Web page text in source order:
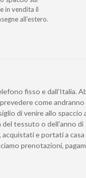
in vendita il
all’estero.
fisso e dall’Italia.
come andranno
di venire allo spaccio
tessuto o dell’anno di
e portati a casa
prenotazioni,